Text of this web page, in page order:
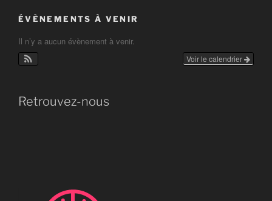
ÉVÈNEMENTS À VENIR
Il n’y a aucun évènement à venir.
Voir le calendrier
Retrouvez-nous